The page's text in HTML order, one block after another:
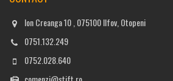
Ion Creanga 10 , 075100 Ilfov, Otopeni
0751.132.249
0752.028.640